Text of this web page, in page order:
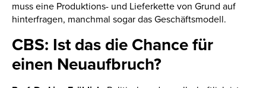
muss eine Produktions- und Lieferkette von Grund auf
hinterfragen, manchmal sogar das Geschäftsmodell.
CBS: Ist das die Chance für
einen Neuaufbruch?